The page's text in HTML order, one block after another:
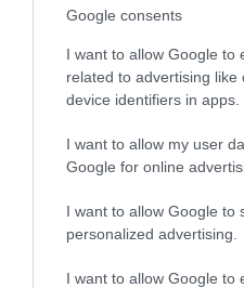
Google consents
I want to allow Google to
related to advertising like
device identifiers in apps.
I want to allow my user
Google for online
I want to allow Google to
personalized advertising.
I want to allow Google to
της
Οι άνθρωποι, οι
το ελληνικό